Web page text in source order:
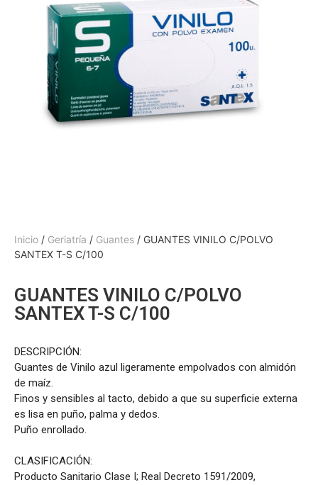
Inicio / Geriatría / Guantes / GUANTES VINILO C/POLVO
SANTEX T-S C/100
GUANTES VINILO C/POLVO
SANTEX T-S C/100
DESCRIPCIÓN:
Guantes de Vinilo azul ligeramente empolvados con almidón
de maíz.
Finos y sensibles al tacto, debido a que su superficie externa
es lisa en puño, palma y dedos.
Puño enrollado.
CLASIFICACIÓN:
Producto Sanitario Clase I; Real Decreto 1591/2009,